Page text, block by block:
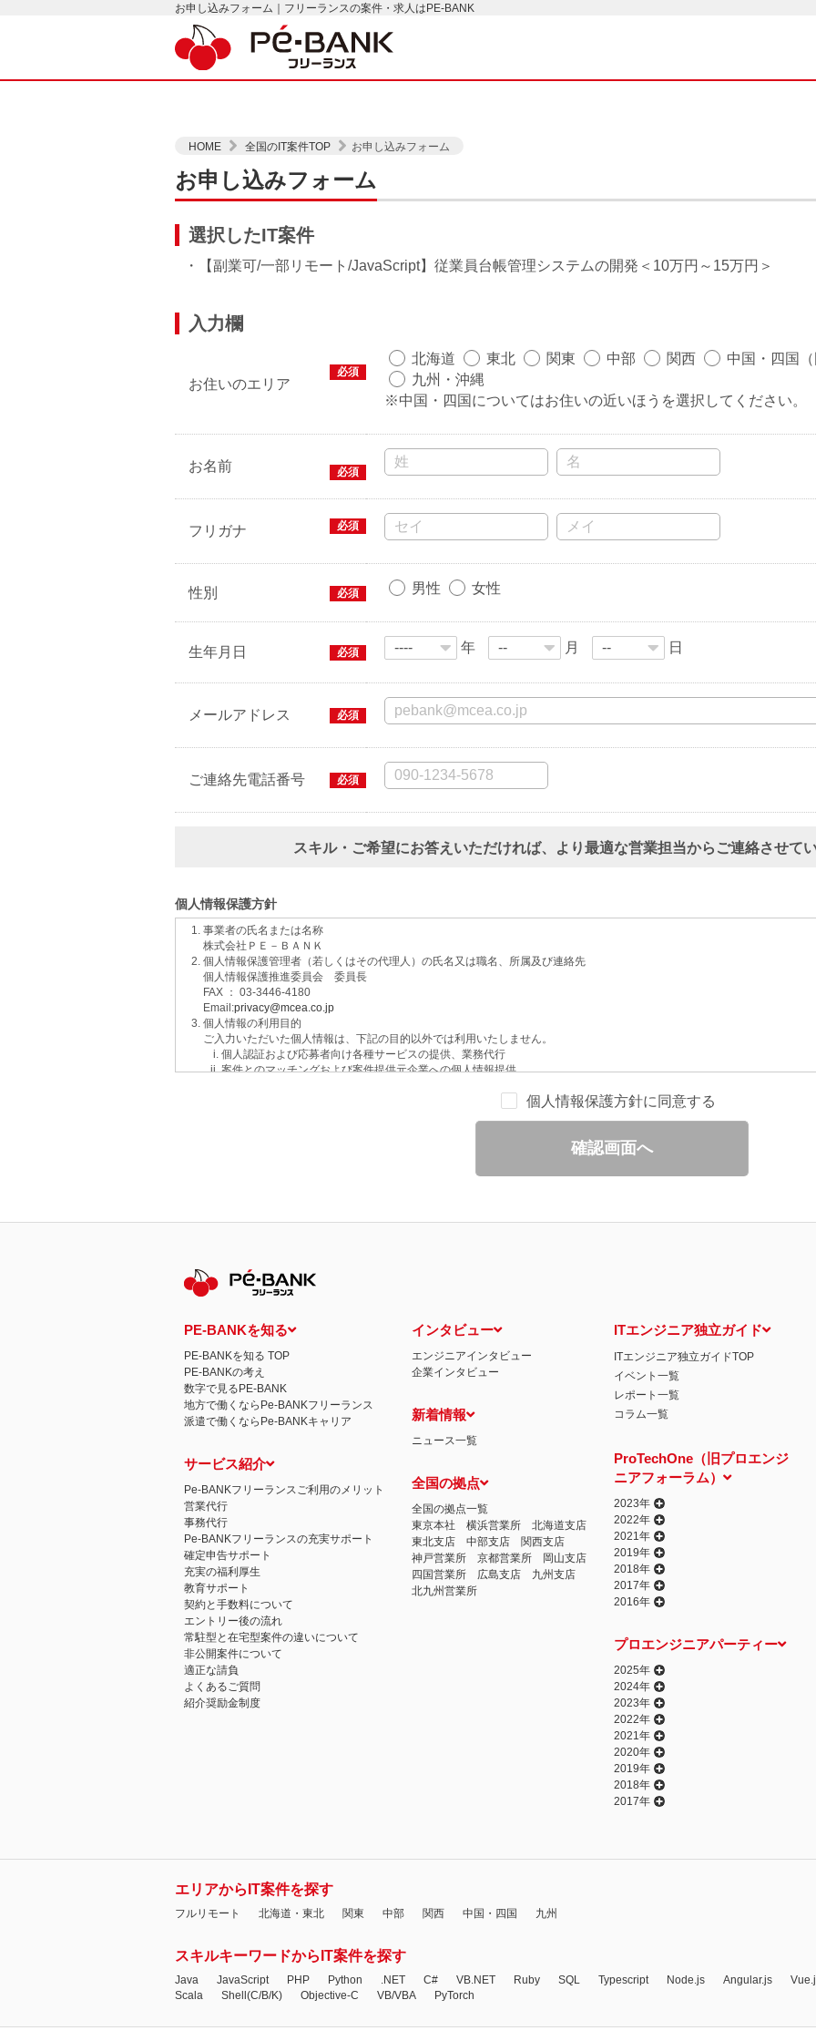
お申し込みフォーム｜フリーランスの案件・求人はPE-BANK
HOME 全国のIT案件TOP お申し込みフォーム
お申し込みフォーム
選択したIT案件
・【副業可/一部リモート/JavaScript】従業員台帳管理システムの開発 10万円～15万円
入力欄
お住いのエリア
必須
北海道 東北 関東 中部 関西 中国・四国（
九州・沖縄
※中国・四国についてはお住いの近いほうを選択してください。
お名前 必須
フリガナ 必須
性別 必須 男性 女性
生年月日 必須 年 月 日
メールアドレス 必須
ご連絡先電話番号 必須
スキル・ご希望にお答えいただければ、より最適な営業担当からご連絡させて
個人情報保護方針
事業者の氏名または名称
株式会社ＰＥ－ＢＡＮＫ
個人情報保護管理者（若しくはその代理人）の氏名又は職名、所属及び連絡先
個人情報保護推進委員会 委員長
FAX ： 03-3446-4180
Email:privacy@mcea.co.jp
個人情報の利用目的
ご入力いただいた個人情報は、下記の目的以外では利用いたしません。
個人認証および応募者向け各種サービスの提供、業務代行
案件とのマッチングおよび案件提供元企業への個人情報提供
当社運営のウェブサイト訪問前にクリックされている広告の情報（クリック日や広告掲載サイトなど）を取得のうえ、情
取得した個人情報は法令等による場合を除いて第三者に提供することはありません。
保有個人データの開示等および問い合わせ窓口について
開示等に応ずる窓口は、下記 個人情報相談窓口になります。
認定個人情報保護団体の名称および、苦情の解決の申出先
苦情の解決の申出先
相談・苦情受付窓口
住所 〒108-0074 東京都港区高輪二丁目15番8号 グレイスビル泉岳寺前
TEL： 03-6311-7161 FAX： 03-4415-2032
本人が容易に認識できない方法による個人情報の取得
当ウェブサイトでは、広告配信事業者が提供するプログラムを利用し、特定のサイトにおいて行動ターゲティング広告（サ
心にあわせて広告を配信する広告手法）を行っております。 その際、ユーザーのサイト訪問履歴情報を採取するためCookie
別できるような情報は一切含まれておりません）。
個人情報の安全管理措置について
取得した個人情報については、漏洩、減失またはき損の防止と是正、その他個人情報の安全管理のために必要かつ適切な措置
当社の個人情報の取扱いに関する苦情、相談等の問合せ先
株式会社ＰＥ－ＢＡＮＫ 個人情報相談窓口
FAX：03-3446-4180
Email： privacy@mcea.co.jp
個人情報保護方針に同意する
確認画面へ
PE-BANKを知る
PE-BANKを知る TOP
PE-BANKの考え
数字で見るPE-BANK
地方で働くならPe-BANKフリーランス
派遣で働くならPe-BANKキャリア
サービス紹介
Pe-BANKフリーランスご利用のメリット
営業代行
事務代行
Pe-BANKフリーランスの充実サポート
確定申告サポート
充実の福利厚生
教育サポート
契約と手数料について
エントリー後の流れ
常駐型と在宅型案件の違いについて
非公開案件について
適正な請負
よくあるご質問
紹介奨励金制度
インタビュー
エンジニアインタビュー
企業インタビュー
新着情報
ニュース一覧
全国の拠点
全国の拠点一覧
東京本社
横浜営業所
北海道支店
東北支店
中部支店
関西支店
神戸営業所
京都営業所
岡山支店
四国営業所
広島支店
九州支店
北九州営業所
ITエンジニア独立ガイド
ITエンジニア独立ガイドTOP
イベント一覧
レポート一覧
コラム一覧
ProTechOne（旧プロエンジ
ニアフォーラム）
2023年
2022年
2021年
2019年
2018年
2017年
2016年
プロエンジニアパーティー
2025年
2024年
2023年
2022年
2021年
2020年
2019年
2018年
2017年
エリアからIT案件を探す
フルリモート 北海道・東北 関東 中部 関西 中国・四国 九州
スキルキーワードからIT案件を探す
Java JavaScript PHP Python .NET C# VB.NET Ruby SQL Typescript Node.js Angular.js
Scala
Shell(C/B/K) Objective-C VB/VBA PyTorch